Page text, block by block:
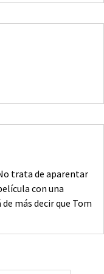
trata de aparentar
con una
más decir que Tom